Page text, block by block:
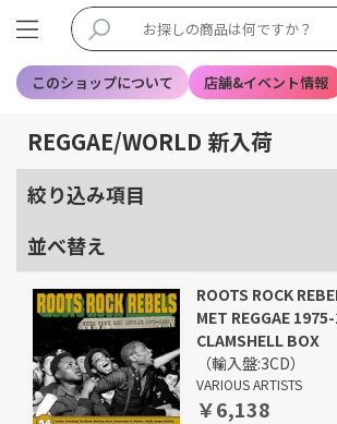
このショップについて 店舗&イベント情報
REGGAE/WORLD 新入荷
絞り込み項目
並べ替え
ROOTS ROCK
MET REGGAE
CLAMSHELL BOX
（輸入盤:3CD）
VARIOUS ARTISTS
￥6,138